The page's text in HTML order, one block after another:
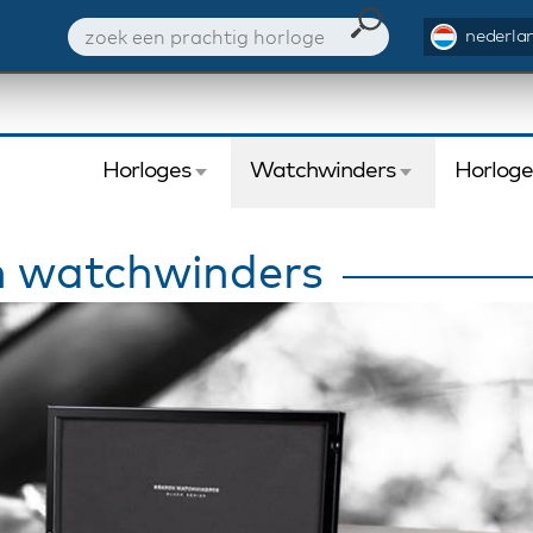
Horloges Watchwinders
watchwinders